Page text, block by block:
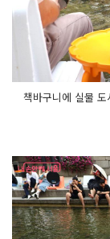
책바구니에 실물